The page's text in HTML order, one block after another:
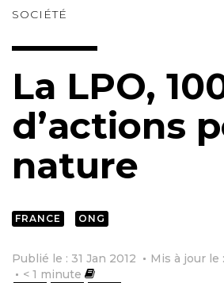
SOCIÉTÉ
La LPO,
d’actions
nature
FRANCE ONG
Publié le : 31 Jan 2012
Mis à jour le
< 1 minute